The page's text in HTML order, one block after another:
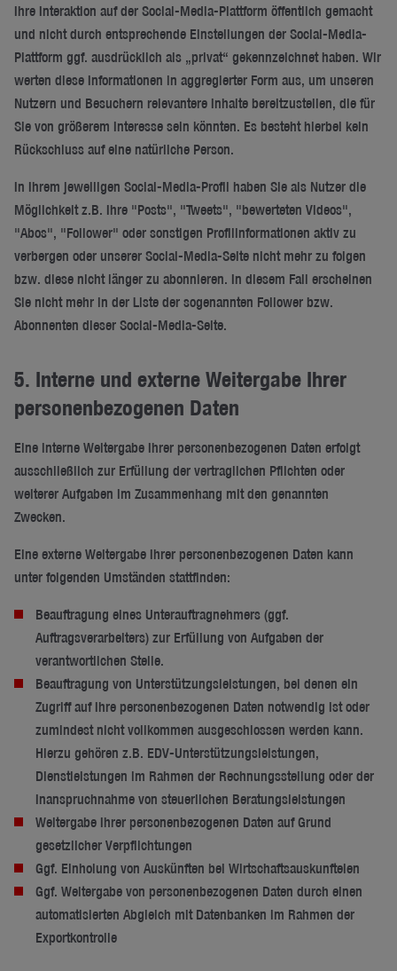
Ihre Interaktion auf der Social-Media-Plattform öffentlich gemacht
und nicht durch entsprechende Einstellungen der Social-Media-
Plattform ggf. ausdrücklich als „privat“ gekennzeichnet haben. Wir
werten diese Informationen in aggregierter Form aus, um unseren
Nutzern und Besuchern relevantere Inhalte bereitzustellen, die für
Sie von größerem Interesse sein könnten. Es besteht hierbei kein
Rückschluss auf eine natürliche Person.
In Ihrem jeweiligen Social-Media-Profil haben Sie als Nutzer die
Möglichkeit z.B. Ihre "Posts", "Tweets", "bewerteten Videos",
"Abos", "Follower" oder sonstigen Profilinformationen aktiv zu
verbergen oder unserer Social-Media-Seite nicht mehr zu folgen
bzw. diese nicht länger zu abonnieren. In diesem Fall erscheinen
Sie nicht mehr in der Liste der sogenannten Follower bzw.
Abonnenten dieser Social-Media-Seite.
5. Interne und externe Weitergabe Ihrer
personenbezogenen Daten
Eine interne Weitergabe Ihrer personenbezogenen Daten erfolgt
ausschließlich zur Erfüllung der vertraglichen Pflichten oder
weiterer Aufgaben im Zusammenhang mit den genannten
Zwecken.
Eine externe Weitergabe Ihrer personenbezogenen Daten kann
unter folgenden Umständen stattfinden:
Beauftragung eines Unterauftragnehmers (ggf.
Auftragsverarbeiters) zur Erfüllung von Aufgaben der
verantwortlichen Stelle.
Beauftragung von Unterstützungsleistungen, bei denen ein
Zugriff auf Ihre personenbezogenen Daten notwendig ist oder
zumindest nicht vollkommen ausgeschlossen werden kann.
Hierzu gehören z.B. EDV-Unterstützungsleistungen,
Dienstleistungen im Rahmen der Rechnungsstellung oder der
Inanspruchnahme von steuerlichen Beratungsleistungen
Weitergabe Ihrer personenbezogenen Daten auf Grund
gesetzlicher Verpflichtungen
Ggf. Einholung von Auskünften bei Wirtschaftsauskunfteien
Ggf. Weitergabe von personenbezogenen Daten durch einen
automatisierten Abgleich mit Datenbanken im Rahmen der
Exportkontrolle